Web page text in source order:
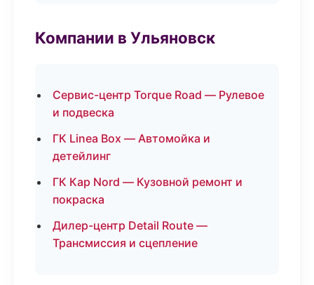
Компании в Ульяновск
Сервис-центр Torque Road — Рулевое
и подвеска
ГК Linea Box — Автомойка и
детейлинг
ГК Кар Nord — Кузовной ремонт и
покраска
Дилер-центр Detail Route —
Трансмиссия и сцепление